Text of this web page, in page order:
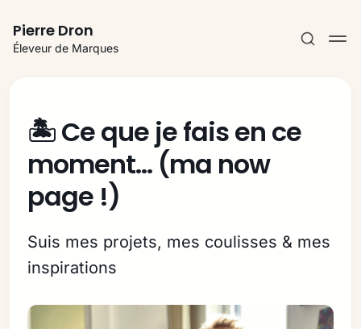
Pierre Dron
Éleveur de Marques
S'abonner
🏝️ Ce que je fais en ce
moment... (ma now
page !)
Suis mes projets, mes coulisses & mes
inspirations